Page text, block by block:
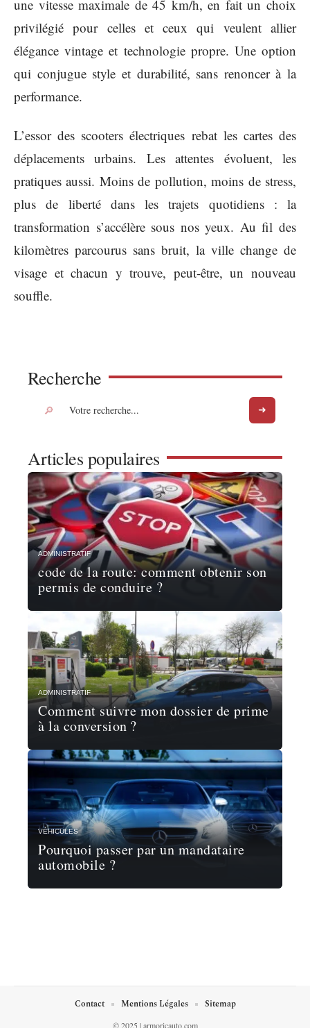
une vitesse maximale de 45 km/h, en fait un choix
privilégié pour celles et ceux qui veulent allier
élégance vintage et technologie propre. Une option
qui conjugue style et durabilité, sans renoncer à la
performance.
L’essor des scooters électriques rebat les cartes des
déplacements urbains. Les attentes évoluent, les
pratiques aussi. Moins de pollution, moins de stress,
plus de liberté dans les trajets quotidiens : la
transformation s’accélère sous nos yeux. Au fil des
kilomètres parcourus sans bruit, la ville change de
visage et chacun y trouve, peut-être, un nouveau
souffle.
Recherche
Articles populaires
ADMINISTRATIF
code de la route: comment obtenir son
permis de conduire ?
ADMINISTRATIF
Comment suivre mon dossier de prime
à la conversion ?
VÉHICULES
Pourquoi passer par un mandataire
automobile ?
© 2025 | armoricauto.com
Contact Mentions Légales Sitemap